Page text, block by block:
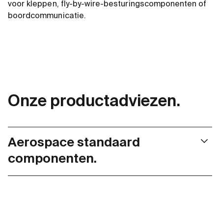
voor kleppen, fly-by-wire-besturingscomponenten of
boordcommunicatie.
Onze productadviezen.
Aerospace standaard
componenten.